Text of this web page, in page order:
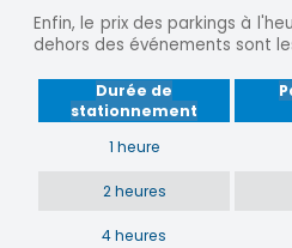
Enfin, le prix des parkings à
dehors des événements sont
Durée de
stationnement
1 heure
2 heures
4 heures